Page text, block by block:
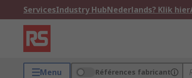
ServicesIndustry HubNederlands? Klik hier
Menu Références fabricant